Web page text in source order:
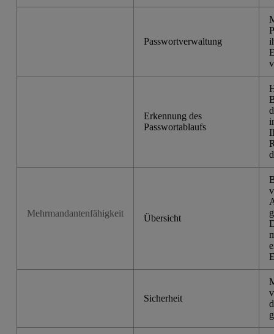
Passwortverwaltung
Erkennung des
Passwortablaufs
Mehrmandantenfähigkeit Übersicht
Sicherheit